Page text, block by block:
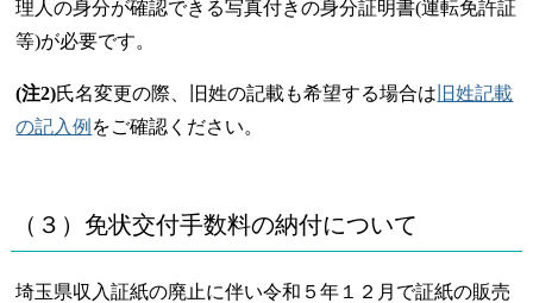
理人の身分が確認できる写真付きの身分証明書(運転免許証
等)が必要です。
(注2)氏名変更の際、旧姓の記載も希望する場合は 旧姓記載
の記入例 をご確認ください。
（３）免状交付手数料の納付について
埼玉県収入証紙の廃止に伴い令和５年１２月で証紙の販売